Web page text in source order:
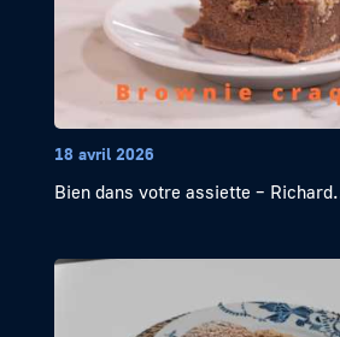
18 avril 2026
Bien dans votre assiette –